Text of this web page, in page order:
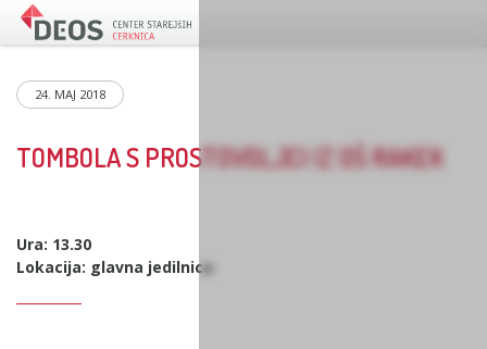
24. MAJ 2018
TOMBOLA S PROSTOVOLJCI IZ OŠ RAKEK
Ura: 13.30
Lokacija: glavna jedilnica